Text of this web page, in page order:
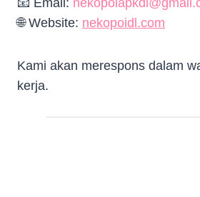
📧 Email:
🌐 Website: nekopoidl.com
Kami akan merespons dalam
kerja.